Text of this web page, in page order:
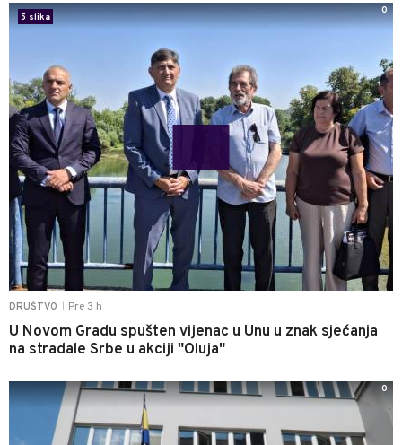
DRUŠTVO Pre 3 h
U Novom Gradu spušten vijenac u Unu u znak sjećanja
na stradale Srbe u akciji "Oluja"
5 slika
0
0